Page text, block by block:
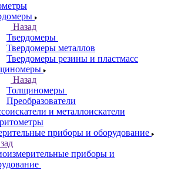
Назад
Твердомеры
Твердомеры металлов
Твердомеры резины и пластмасс
Назад
Толщиномеры
Преобразователи
и металлоискатели
приборы и оборудование
приборы и